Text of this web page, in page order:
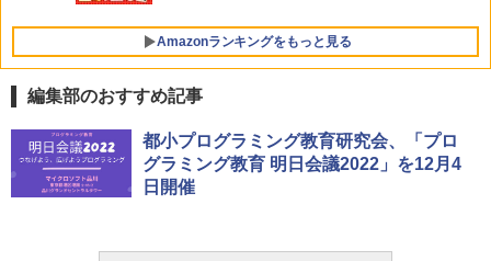
上 KUMON LK-10
￥2,127
Amazonランキングをもっと見る
1
ThinkFun ボードゲーム 「サーキット・
メイズ」 配線回路をプログラミングする
日本語説明書付 8歳~ 76341 誕生日 クリ
スマス
編集部のおすすめ記事
都小プログラミング教育研究会、「プロ
グラミング教育 明日会議2022」を12月4
日開催